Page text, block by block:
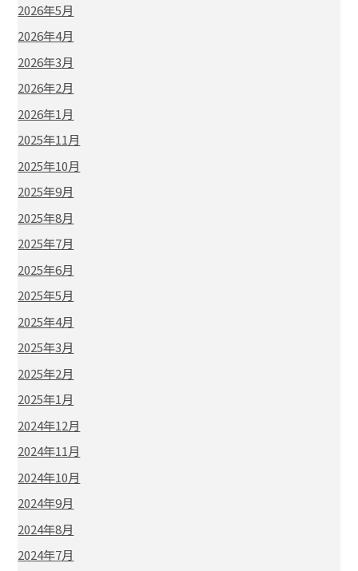
2026年5月
2026年4月
2026年3月
2026年2月
2026年1月
2025年11月
2025年10月
2025年9月
2025年8月
2025年7月
2025年6月
2025年5月
2025年4月
2025年3月
2025年2月
2025年1月
2024年12月
2024年11月
2024年10月
2024年9月
2024年8月
2024年7月